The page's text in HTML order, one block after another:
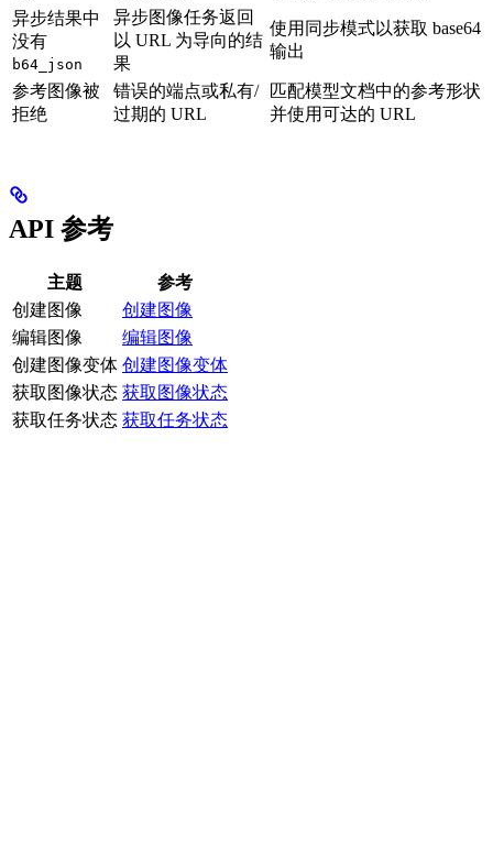
异步结果中
没有
b64_json
异步图像任务返回
以 URL 为导向的结
果
使用同步模式以获取 base64
输出
参考图像被
拒绝
错误的端点或私有/
过期的 URL
匹配模型文档中的参考形状
并使用可达的 URL
API 参考
主题
参考
创建图像
创建图像
编辑图像
编辑图像
创建图像变体 创建图像变体
获取图像状态 获取图像状态
获取任务状态 获取任务状态